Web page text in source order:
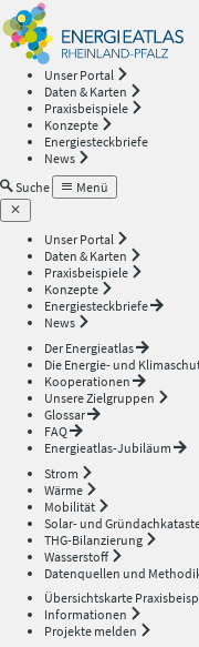
Unser Portal
Daten & Karten
Praxisbeispiele
Konzepte
Energiesteckbriefe
News
Suche
Menü
Unser Portal
Daten & Karten
Praxisbeispiele
Konzepte
Energiesteckbriefe
News
Der Energieatlas
Die Energie- und
Kooperationen
Unsere Zielgruppen
Glossar
FAQ
Energieatlas-Jubiläum
Strom
Wärme
Mobilität
Solar- und
THG-Bilanzierung
Wasserstoff
Datenquellen und
Übersichtskarte
Informationen
Projekte melden